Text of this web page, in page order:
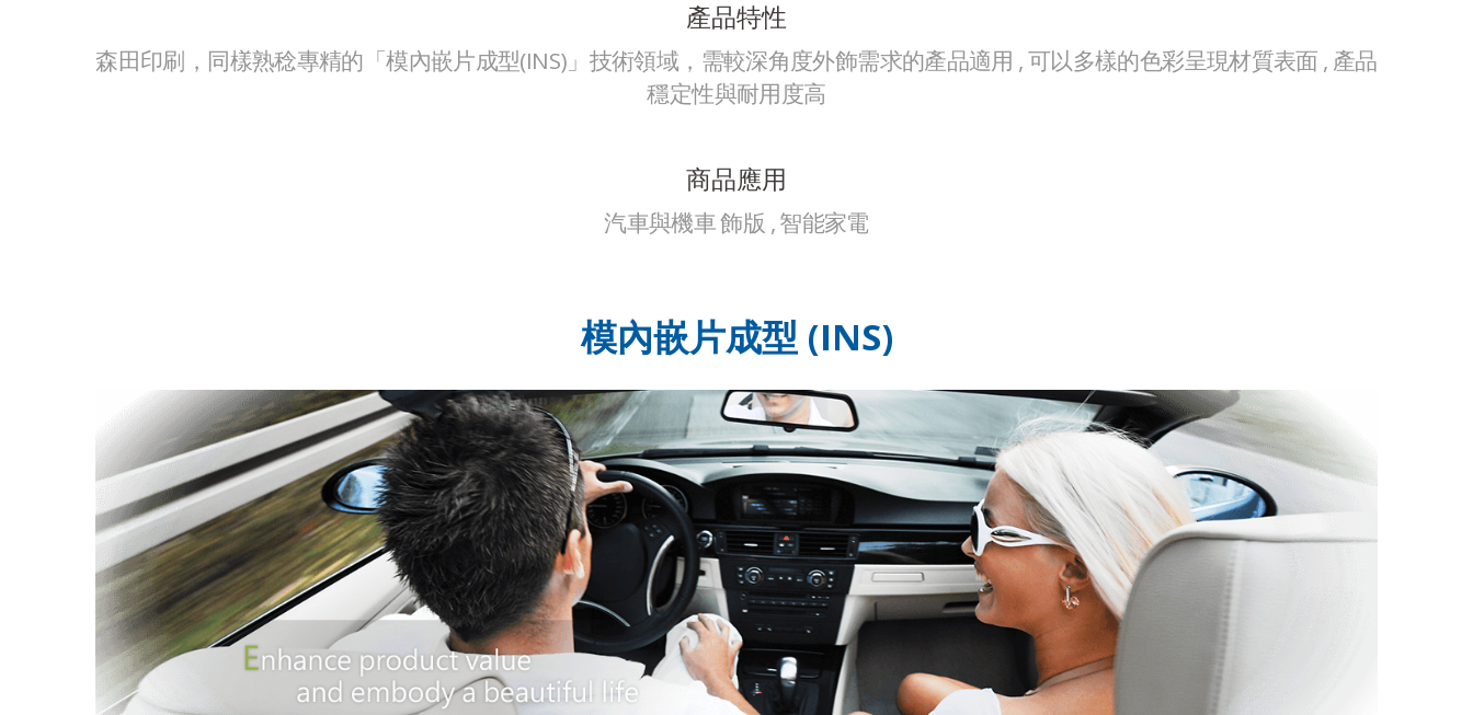
產品特性
森田印刷 ，同樣熟稔專精的「模內嵌片成型(INS) 」技術領域，需較深角度外飾需求的產品適用 , 可以多樣的色彩呈現材質表面 , 產品
穩定性與耐用度高
商品應用
汽車與機車 飾版 , 智能家電
模內嵌片成型 (INS)